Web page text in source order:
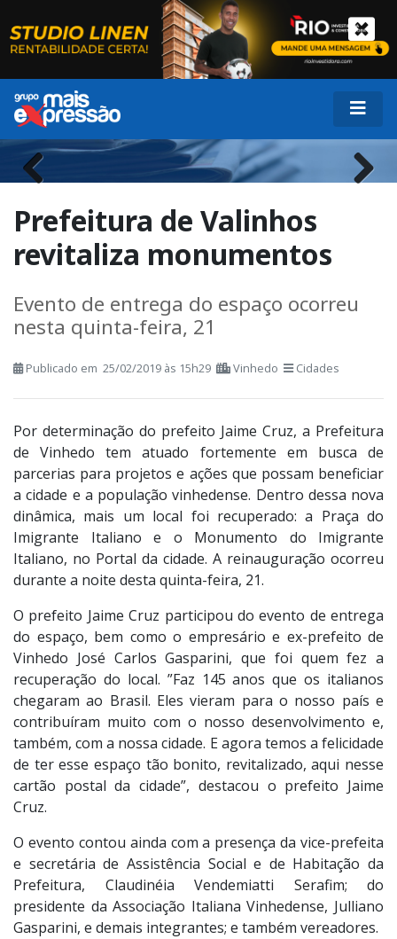
Previous
Prefeitura de Valinhos
revitaliza monumentos
Evento de entrega do espaço ocorreu
nesta quinta-feira, 21
Publicado em 25/02/2019 às 15h29 Vinhedo Cidades
Por determinação do prefeito Jaime Cruz, a Prefeitura
de Vinhedo tem atuado fortemente em busca de
parcerias para projetos e ações que possam beneficiar
a cidade e a população vinhedense. Dentro dessa nova
dinâmica, mais um local foi recuperado: a Praça do
Imigrante Italiano e o Monumento do Imigrante
Italiano, no Portal da cidade. A reinauguração ocorreu
durante a noite desta quinta-feira, 21.
O prefeito Jaime Cruz participou do evento de entrega
do espaço, bem como o empresário e ex-prefeito de
Vinhedo José Carlos Gasparini, que foi quem fez a
recuperação do local. ”Faz 145 anos que os italianos
chegaram ao Brasil. Eles vieram para o nosso país e
contribuíram muito com o nosso desenvolvimento e,
também, com a nossa cidade. E agora temos a felicidade
de ter esse espaço tão bonito, revitalizado, aqui nesse
cartão postal da cidade”, destacou o prefeito Jaime
Cruz.
O evento contou ainda com a presença da vice-prefeita
e secretária de Assistência Social e de Habitação da
Prefeitura, Claudinéia Vendemiatti Serafim; do
presidente da Associação Italiana Vinhedense, Julliano
Gasparini, e demais integrantes; e também vereadores.